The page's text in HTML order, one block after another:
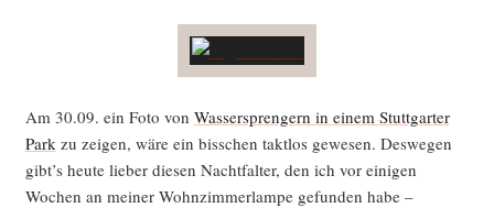
Am 30.09. ein Foto von Was­ser­spren­gern in einem Stutt­gar­ter
Parkzu zei­gen, wäre ein biss­chen takt­los gewe­sen. Des­we­gen
gibt’s heu­te lie­ber die­sen Nacht­fal­ter, den ich vor eini­gen
Wochen an mei­ner Wohn­zim­mer­lam­pe gefun­den habe –